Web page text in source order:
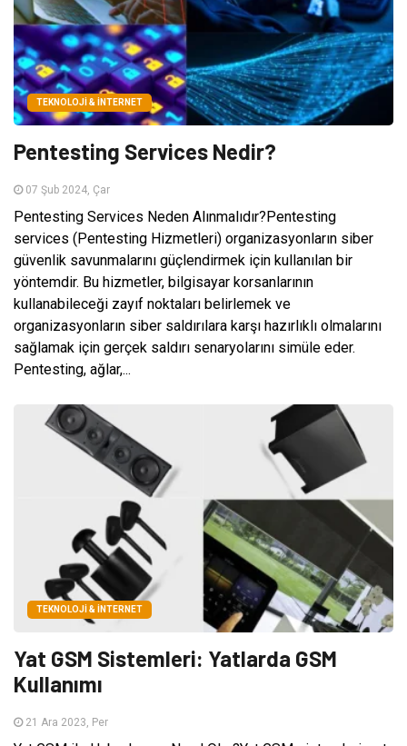
TEKNOLOJI & İNTERNET
Pentesting Services Nedir?
07 Şub 2024, Çar
Pentesting Services Neden Alınmalıdır?Pentesting
services (Pentesting Hizmetleri) organizasyonların siber
güvenlik savunmalarını güçlendirmek için kullanılan bir
yöntemdir. Bu hizmetler, bilgisayar korsanlarının
kullanabileceği zayıf noktaları belirlemek ve
organizasyonların siber saldırılara karşı hazırlıklı olmalarını
sağlamak için gerçek saldırı senaryolarını simüle eder.
Pentesting, ağlar,...
TEKNOLOJI & İNTERNET
Yat GSM Sistemleri: Yatlarda GSM
Kullanımı
21 Ara 2023, Per